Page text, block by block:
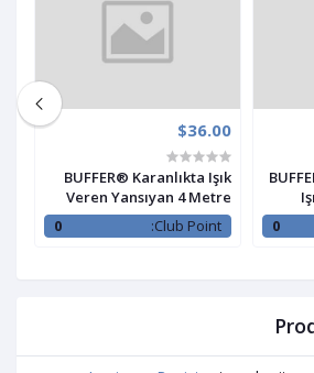
0
$36.00
BUFFER® Karanlıkta Işık
Veren Yansıyan 4 Metre
Fosforlu Yeşil Şerit Bant
Club Point:
0